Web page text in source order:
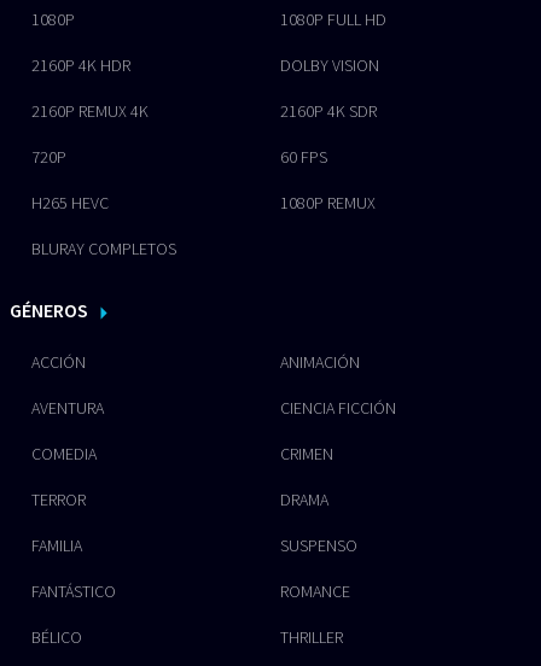
1080P 1080P FULL HD
2160P 4K HDR DOLBY VISION
2160P REMUX 4K 2160P 4K SDR
720P 60 FPS
H265 HEVC 1080P REMUX
BLURAY COMPLETOS
GÉNEROS
ACCIÓN ANIMACIÓN
AVENTURA CIENCIA FICCIÓN
COMEDIA CRIMEN
TERROR DRAMA
FAMILIA SUSPENSO
FANTÁSTICO ROMANCE
BÉLICO THRILLER